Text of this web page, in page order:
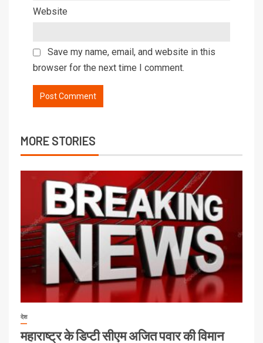
Website
Save my name, email, and website in this
browser for the next time I comment.
MORE STORIES
देश
महाराष्ट्र के डिप्टी सीएम अजित पवार की विमान